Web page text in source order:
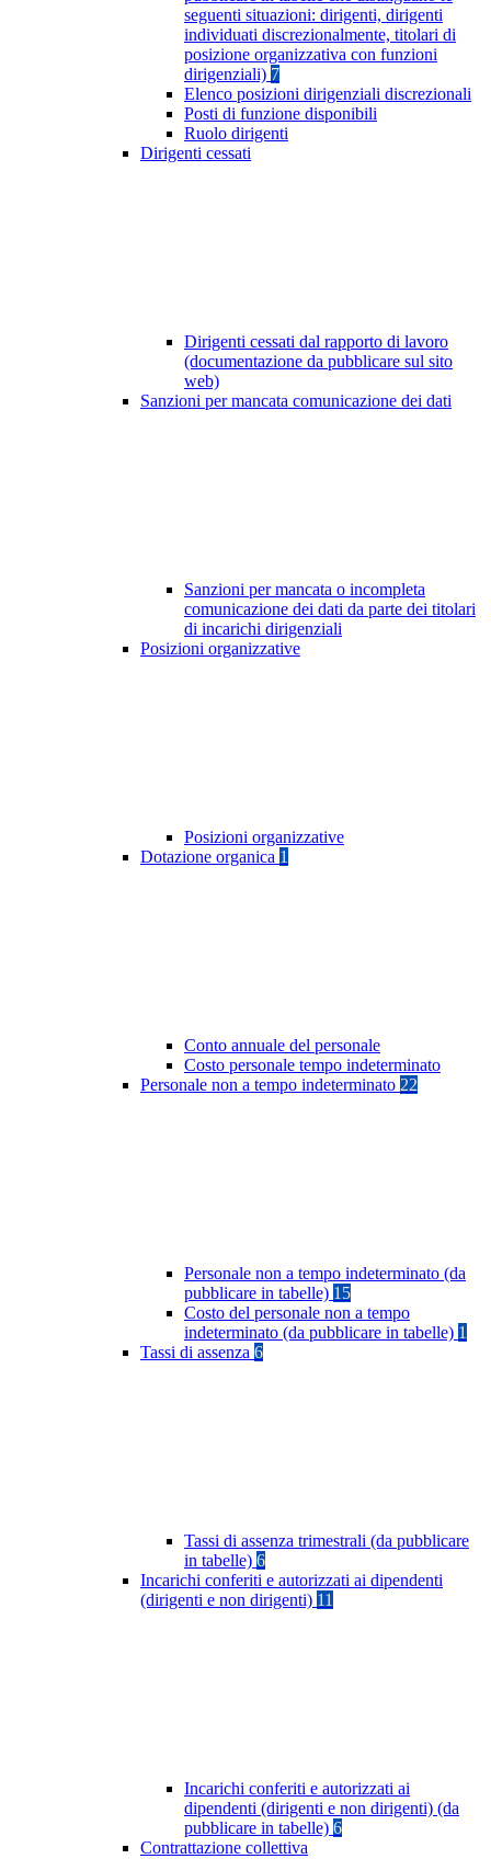
seguenti situazioni: dirigenti, dirigenti
individuati discrezionalmente, titolari di
posizione organizzativa con funzioni
dirigenziali) 7
Elenco posizioni dirigenziali discrezionali
Posti di funzione disponibili
Ruolo dirigenti
Dirigenti cessati
Dirigenti cessati dal rapporto di lavoro
(documentazione da pubblicare sul sito
web)
Sanzioni per mancata comunicazione dei dati
Sanzioni per mancata o incompleta
comunicazione dei dati da parte dei titolari
di incarichi dirigenziali
Posizioni organizzative
Posizioni organizzative
Dotazione organica 1
Conto annuale del personale
Costo personale tempo indeterminato
Personale non a tempo indeterminato 22
Personale non a tempo indeterminato (da
pubblicare in tabelle) 15
Costo del personale non a tempo
indeterminato (da pubblicare in tabelle) 1
Tassi di assenza 6
Tassi di assenza trimestrali (da pubblicare
in tabelle) 6
Incarichi conferiti e autorizzati ai dipendenti
(dirigenti e non dirigenti) 11
Incarichi conferiti e autorizzati ai
dipendenti (dirigenti e non dirigenti) (da
pubblicare in tabelle) 6
Contrattazione collettiva